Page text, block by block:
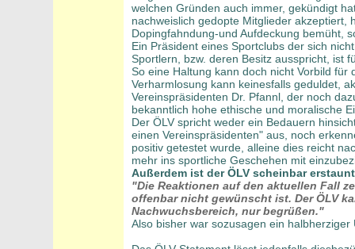
welchen Gründen auch immer, gekündigt
nachweislich gedopte Mitglieder akzeptiert,
Dopingfahndung-und Aufdeckung bemüht,
Ein Präsident eines Sportclubs der sich
Sportlern, bzw. deren Besitz ausspricht, ist
So eine Haltung kann doch nicht Vorbild
Verharmlosung kann keinesfalls geduldet,
Vereinspräsidenten Dr. Pfannl, der noch
bekanntlich hohe ethische und moralische
Der ÖLV spricht weder ein Bedauern
einen Vereinspräsidenten" aus, noch
positiv getestet wurde, alleine dies reicht
mehr ins sportliche Geschehen mit
Außerdem ist der ÖLV scheinbar
"Die Reaktionen auf den aktuellen Fall
offenbar nicht gewünscht ist. Der ÖLV
Nachwuchsbereich, nur begrüßen."
Also bisher war sozusagen ein